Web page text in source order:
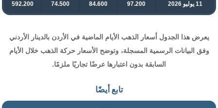
11 يوليو 2026 97.200
84.600
74.500
592.200
يعرض هذا الجدول أسعار الذهب الأيام الماضية في الأردن بالدينار الأردني
وفق البيانات الرسمية المسجلة، وتوضح الأسعار حركة الذهب خلال الأيام
السابقة بدون اعتبارها عرضًا تجاريًا ملزمًا.
تابع أيضًا